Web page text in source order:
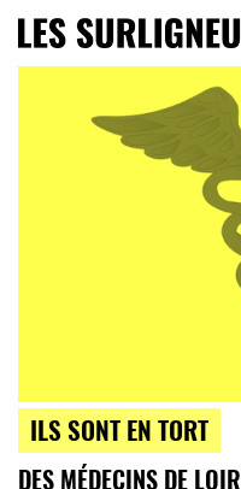
ILS SONT EN TORT
DES MÉDECINS DE